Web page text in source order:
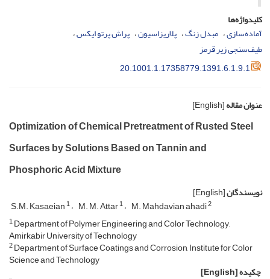
کلیدواژه‌ها
آماده‌سازی مبدل زنگ پلاریزاسیون پراش پرتو ایکس
طیف‌سنجی زیر قرمز
20.1001.1.17358779.1391.6.1.9.1
عنوان مقاله[English]
Optimization of Chemical Pretreatment of Rusted Steel
Surfaces by Solutions Based on Tannin and
Phosphoric Acid Mixture
نویسندگان[English]
S.M. Kasaeian1 M. M. Attar1 M. Mahdavian ahadi2
1Department of Polymer Engineering and Color Technology,
Amirkabir University of Technology
2Department of Surface Coatings and Corrosion, Institute for Color
Science and Technology
چکیده[English]